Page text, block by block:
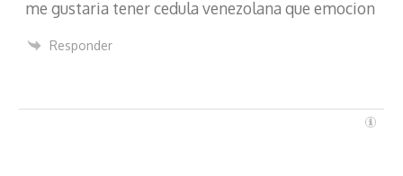
me gustaria tener cedula venezolana que emocion
Responder